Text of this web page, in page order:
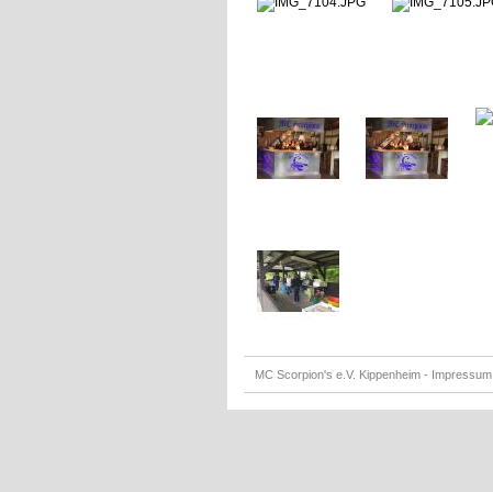
MC Scorpion's e.V. Kippenheim - Impressum